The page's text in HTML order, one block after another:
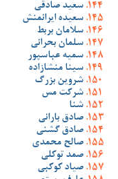
سعید صادقی
سعیده ایرانمنش
سلامان بربط
سلمان بحرانی
سمیه عباسپور
سینا منشازاده
شروین بزرگ
شرکت مس
شنا
صادق بارانی
صادق گشنی
صالح محمدی
صمد توکلی
صیاد کوکبی